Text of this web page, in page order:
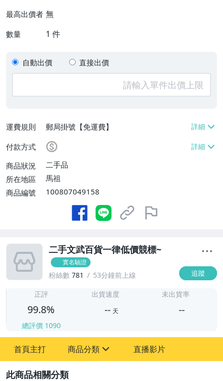
最高出價者 無
數量 1 件
自動出價 直接出價
運費規則
郵局掛號【免運費】
付款方式
商品狀況
二手品
所在地區
馬祖
商品編號
100807049158
二手文武百貨一律低價競標~
實名驗證
粉絲數 781 53分鐘前上線 追蹤
正評
99.8%
總評價 1090
出貨速度
-- 天
未出貨率
--
首頁主打 商品分類
古董、藝術與礦石
直播影片